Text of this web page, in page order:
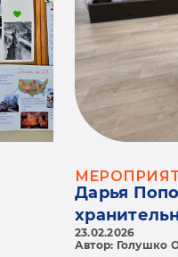
Дарья
языка и
23.02.2026
Автор: Голушко